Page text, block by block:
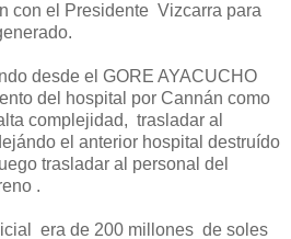
con el Presidente Vizcarra para
desde el GORE AYACUCHO
del hospital por Cannán como
complejidad, trasladar al
el anterior hospital destruído
trasladar al personal del
.
era de 200 millones de soles